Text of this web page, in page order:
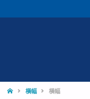
HOME橫幅 橫幅